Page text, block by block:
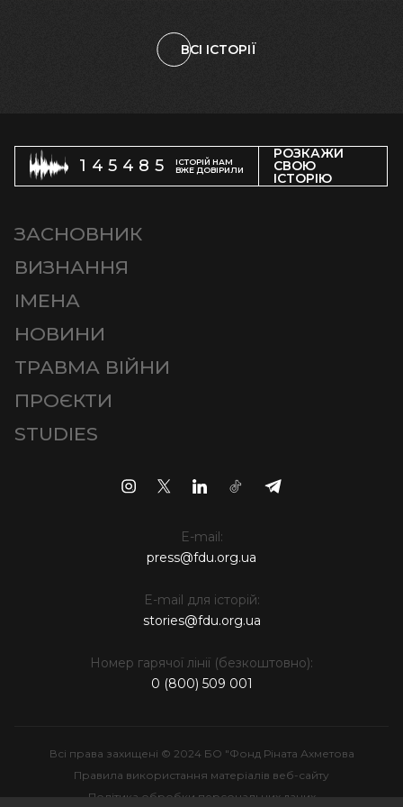
ВСІ ІСТОРІЇ
145485
ІСТОРІЙ НАМ
ВЖЕ ДОВІРИЛИ
РОЗКАЖИ
СВОЮ
ІСТОРІЮ
ЗАСНОВНИК
ВИЗНАННЯ
ІМЕНА
НОВИНИ
ТРАВМА ВІЙНИ
ПРОЄКТИ
STUDIES
E-mail:
press@fdu.org.ua
E-mail для історій:
stories@fdu.org.ua
Номер гарячої лінії (безкоштовно):
0 (800) 509 001
Всі права захищені © 2024 БО "Фонд Ріната Ахметова
Правила використання матеріалів веб-сайту
Політика обробки персональних даних